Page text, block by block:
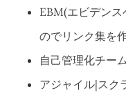
EBM(エビデン
のでリンク集を
自己管理化チー
アジャイル|スク